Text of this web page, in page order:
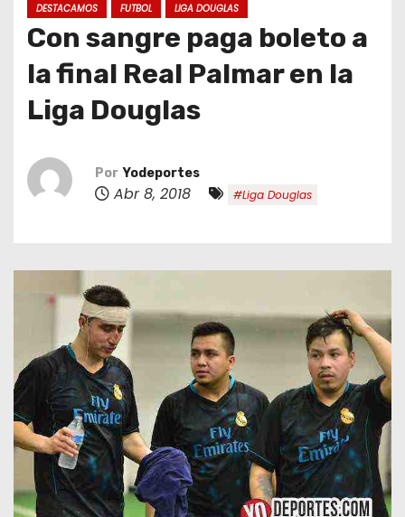
DESTACAMOS FUTBOL LIGA DOUGLAS
Con sangre paga boleto a
la final Real Palmar en la
Liga Douglas
Por Yodeportes
Abr 8, 2018 #Liga Douglas